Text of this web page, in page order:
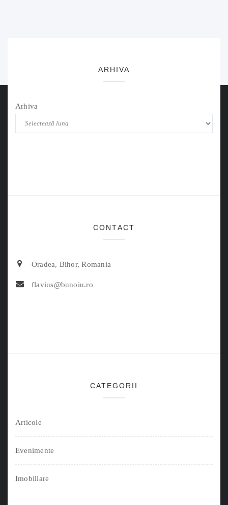
ARHIVA
Arhiva
CONTACT
Oradea, Bihor, Romania
flavius@bunoiu.ro
CATEGORII
Articole
Evenimente
Imobiliare